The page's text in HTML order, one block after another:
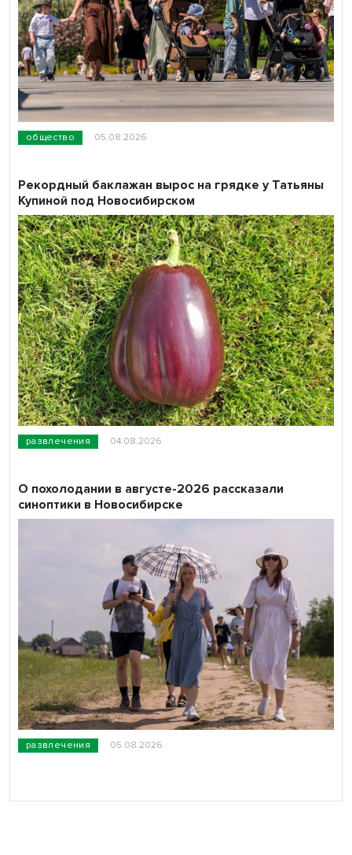
общество 05.08.2026
развлечения 04.08.2026
Рекордный баклажан вырос на грядке у Татьяны
Купиной под Новосибирском
развлечения 05.08.2026
О похолодании в августе-2026 рассказали
синоптики в Новосибирске